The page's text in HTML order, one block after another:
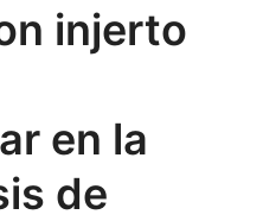
injerto
en la
de